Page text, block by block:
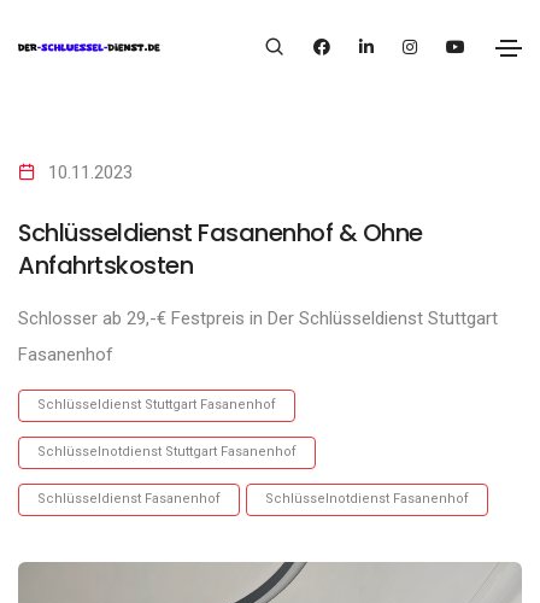
10.11.2023
Schlüsseldienst Fasanenhof & Ohne
Anfahrtskosten
Schlosser ab 29,-€ Festpreis in Der Schlüsseldienst Stuttgart
Fasanenhof
Schlüsseldienst Stuttgart Fasanenhof
Schlüsselnotdienst Stuttgart Fasanenhof
Schlüsseldienst Fasanenhof Schlüsselnotdienst Fasanenhof